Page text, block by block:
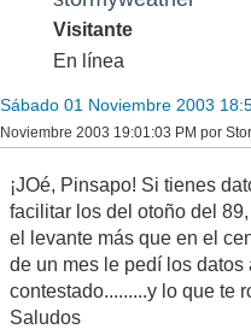
Visitante
En línea
Sábado 01 Noviembre 2003
Noviembre 2003 19:01:03 PM por
¡JOé, Pinsapo! Si tienes
facilitar los del otoño del
el levante más que en el
de un mes le pedí los
contestado.........y lo que te
Saludos